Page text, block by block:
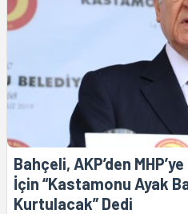
Bahçeli, AKP’den
İçin “Kastamonu Ayak
Kurtulacak” Dedi